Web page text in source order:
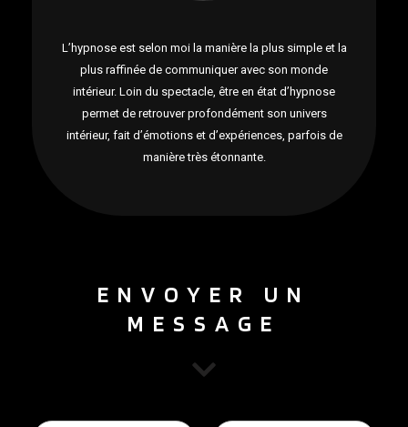
L’hypnose est selon moi la manière la plus simple et la
plus raffinée de communiquer avec son monde
intérieur. Loin du spectacle, être en état d’hypnose
permet de retrouver profondément son univers
intérieur, fait d’émotions et d’expériences, parfois de
manière très étonnante.
ENVOYER UN
MESSAGE